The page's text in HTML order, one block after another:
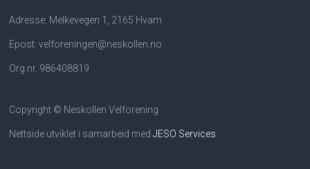
Adresse: Melkevegen 1, 2165 Hvam
Epost: velforeningen@neskollen.no
Org.nr. 986408819
Copyright © Neskollen Velforening
Nettside utviklet i samarbeid medJESO Services